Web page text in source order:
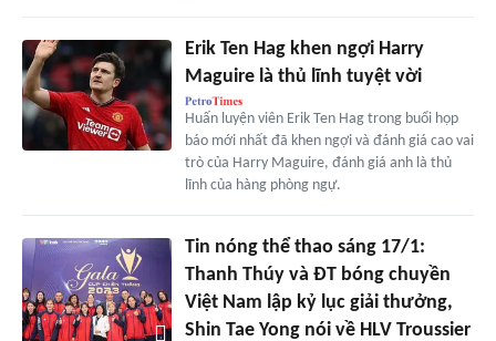
Erik Ten Hag khen ngợi Harry
Maguire là thủ lĩnh tuyệt vời
Huấn luyện viên Erik Ten Hag trong buổi họp
báo mới nhất đã khen ngợi và đánh giá cao vai
trò của Harry Maguire, đánh giá anh là thủ
lĩnh của hàng phòng ngự.
Tin nóng thể thao sáng 17/1:
Thanh Thúy và ĐT bóng chuyền
Việt Nam lập kỷ lục giải thưởng,
Shin Tae Yong nói về HLV Troussier